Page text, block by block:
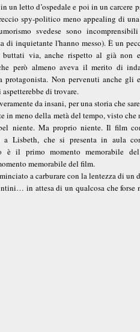
un letto d’ospedale e poi in un carcere
spy-politico meno appealing di una
svedese sono
di inquietante l'hanno messo). È un
via, anche rispetto al già non
però almeno aveva il merito di
protagonista. Non pervenuti anche gli
di trovare.
da insani, per una storia che
in meno della metà del tempo, visto che
niente. Ma proprio niente. Il film
a Lisbeth, che si presenta in aula
è il primo momento memorabile
memorabile del film.
a carburare con la lentezza di
in attesa di un qualcosa che